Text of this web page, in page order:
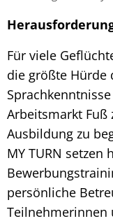
Für viele
die größte Hürde
Arbeitsmarkt Fuß
Ausbildung zu
MY TURN setzen
persönliche
Teilnehmerinnen